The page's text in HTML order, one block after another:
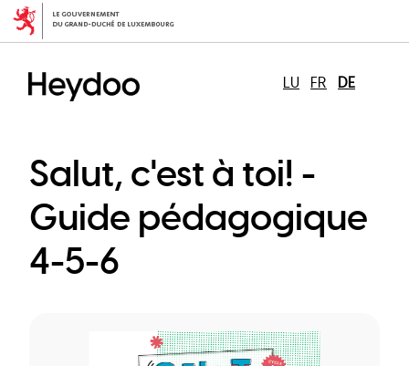
Direkt
zum
LU
FR DE
Salut, c'est à toi! -
Guide pédagogique
4-5-6